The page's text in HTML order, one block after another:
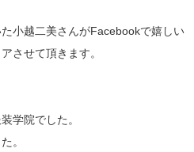
小越二美さんがFacebookで嬉しい
させて頂きます。
学院でした。
。